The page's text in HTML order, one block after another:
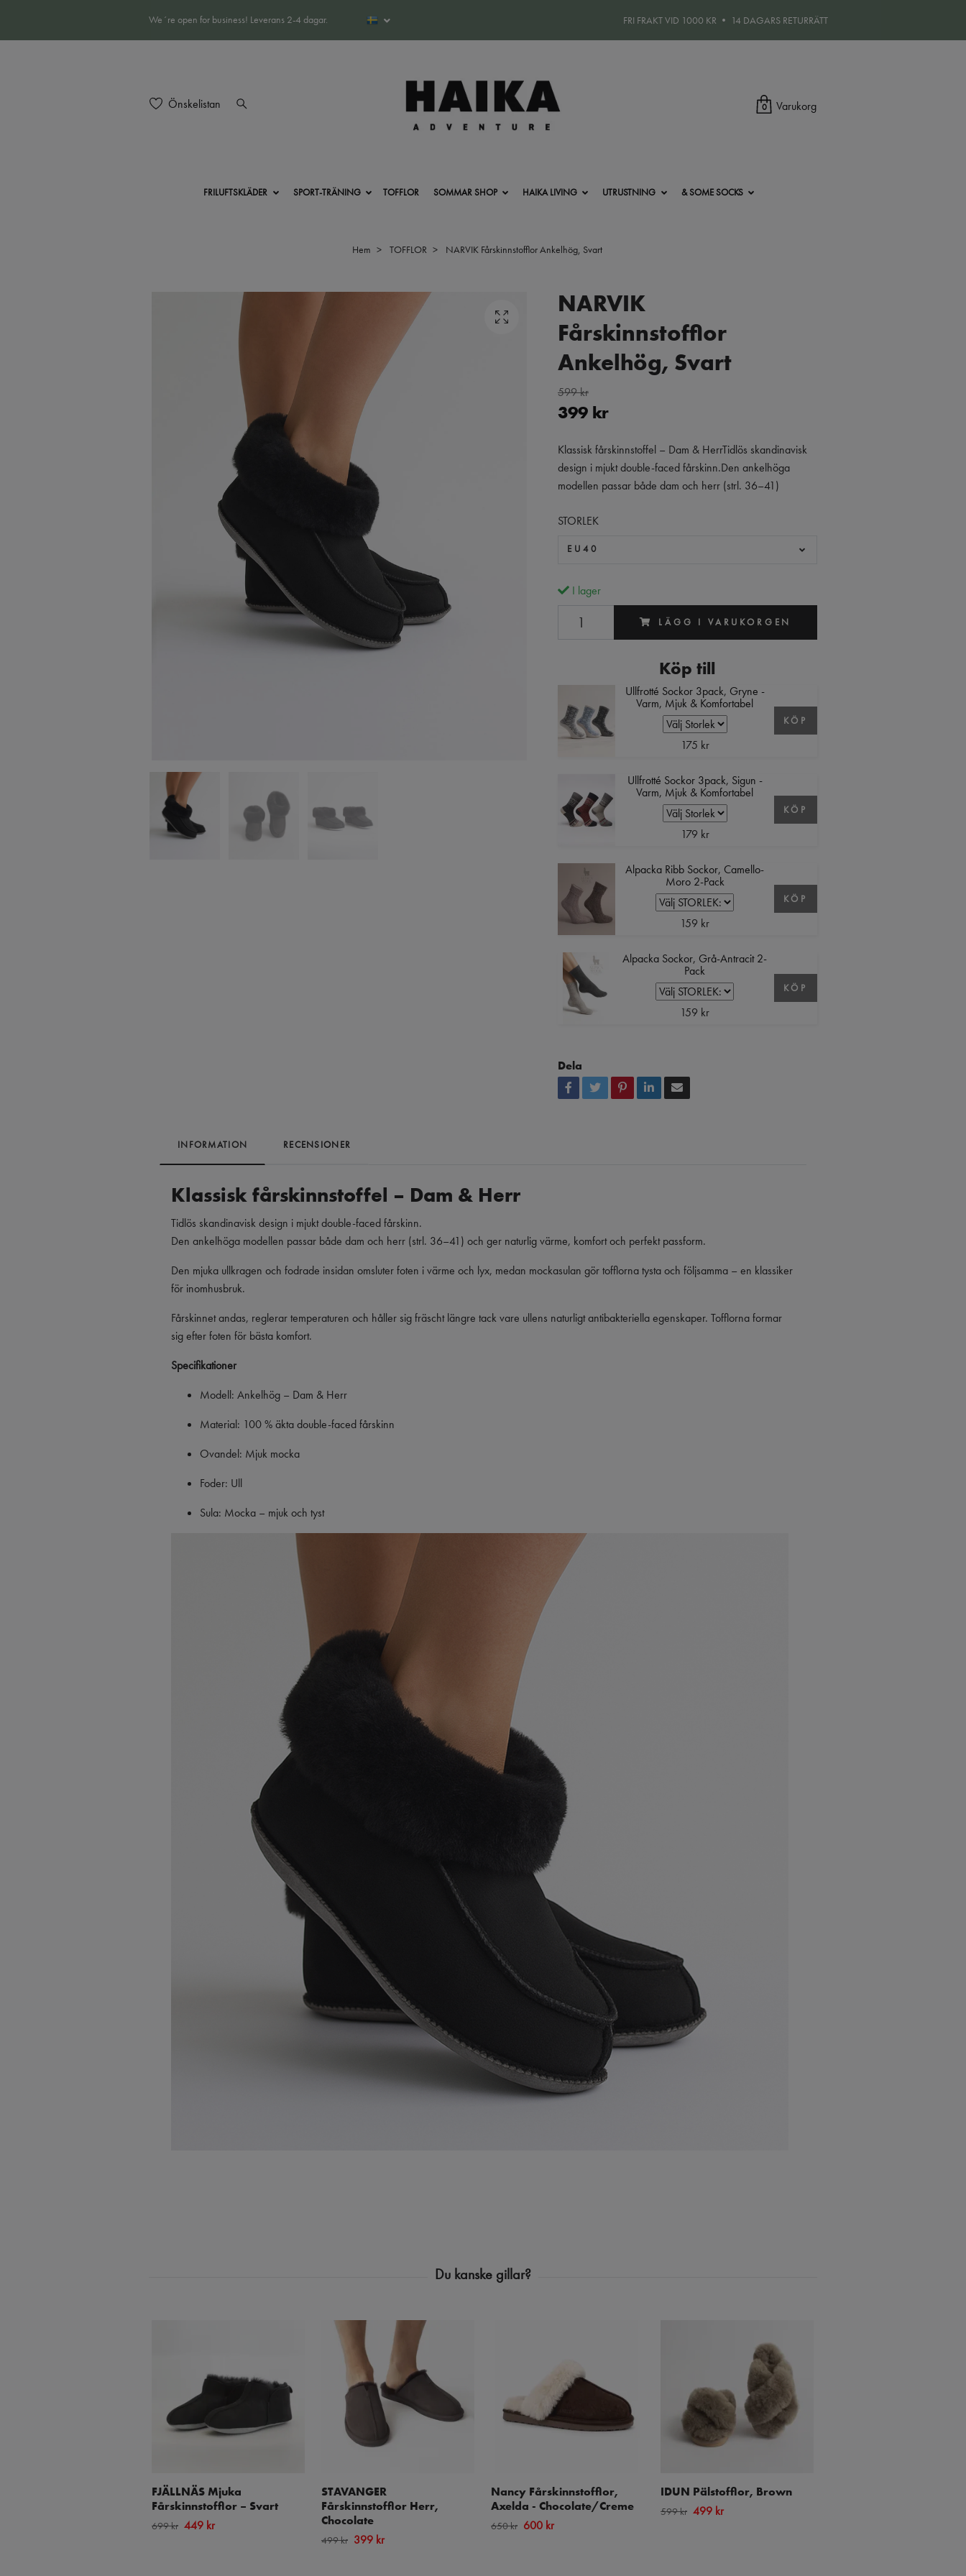
We´re open for business! Leverans 2-4 dagar. FRI FRAKT VID 1000 KR • 14 DAGARS RETURRÄTT
Önskelistan 0 Varukorg
FRILUFTSKLÄDER SPORT-TRÄNING TOFFLOR SOMMAR SHOP HAIKA LIVING UTRUSTNING & SOME SOCKS
Hem TOFFLOR NARVIK Fårskinnstofflor Ankelhög, Svart
NARVIK
Fårskinnstofflor
Ankelhög, Svart
599 kr
399 kr
Klassisk fårskinnstoffel – Dam & HerrTidlös skandinavisk
design i mjukt double-faced fårskinn.Den ankelhöga
modellen passar både dam och herr (strl. 36–41)
STORLEK
EU40
I lager
LÄGG I VARUKORGEN
Köp till
Ullfrotté Sockor 3pack, Gryne -
Varm, Mjuk & Komfortabel
175 kr
KÖP
Ullfrotté Sockor 3pack, Sigun -
Varm, Mjuk & Komfortabel
179 kr
KÖP
Alpacka Ribb Sockor, Camello-
Moro 2-Pack
159 kr
KÖP
Alpacka Sockor, Grå-Antracit 2-
Pack
159 kr
KÖP
Dela
INFORMATION RECENSIONER
Klassisk fårskinnstoffel – Dam & Herr
Tidlös skandinavisk design i mjukt double-faced fårskinn.
Den ankelhöga modellen passar både dam och herr (strl. 36–41) och ger naturlig värme, komfort och perfekt passform.
Den mjuka ullkragen och fodrade insidan omsluter foten i värme och lyx, medan mockasulan gör tofflorna tysta och följsamma – en klassiker
för inomhusbruk.
Fårskinnet andas, reglerar temperaturen och håller sig fräscht längre tack vare ullens naturligt antibakteriella egenskaper. Tofflorna formar
sig efter foten för bästa komfort.
Specifikationer
Modell: Ankelhög – Dam & Herr
Material: 100 % äkta double-faced fårskinn
Ovandel: Mjuk mocka
Foder: Ull
Sula: Mocka – mjuk och tyst
FJÄLLNÄS Mjuka
Fårskinnstofflor – Svart
699 kr 449 kr
STAVANGER
Fårskinnstofflor Herr,
Chocolate
499 kr 399 kr
Nancy Fårskinnstofflor,
Axelda - Chocolate/Creme
650 kr 600 kr
IDUN Pälstofflor, Brown
599 kr 499 kr